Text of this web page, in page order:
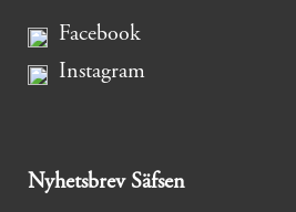
Facebook
Instagram
Nyhetsbrev Säfsen